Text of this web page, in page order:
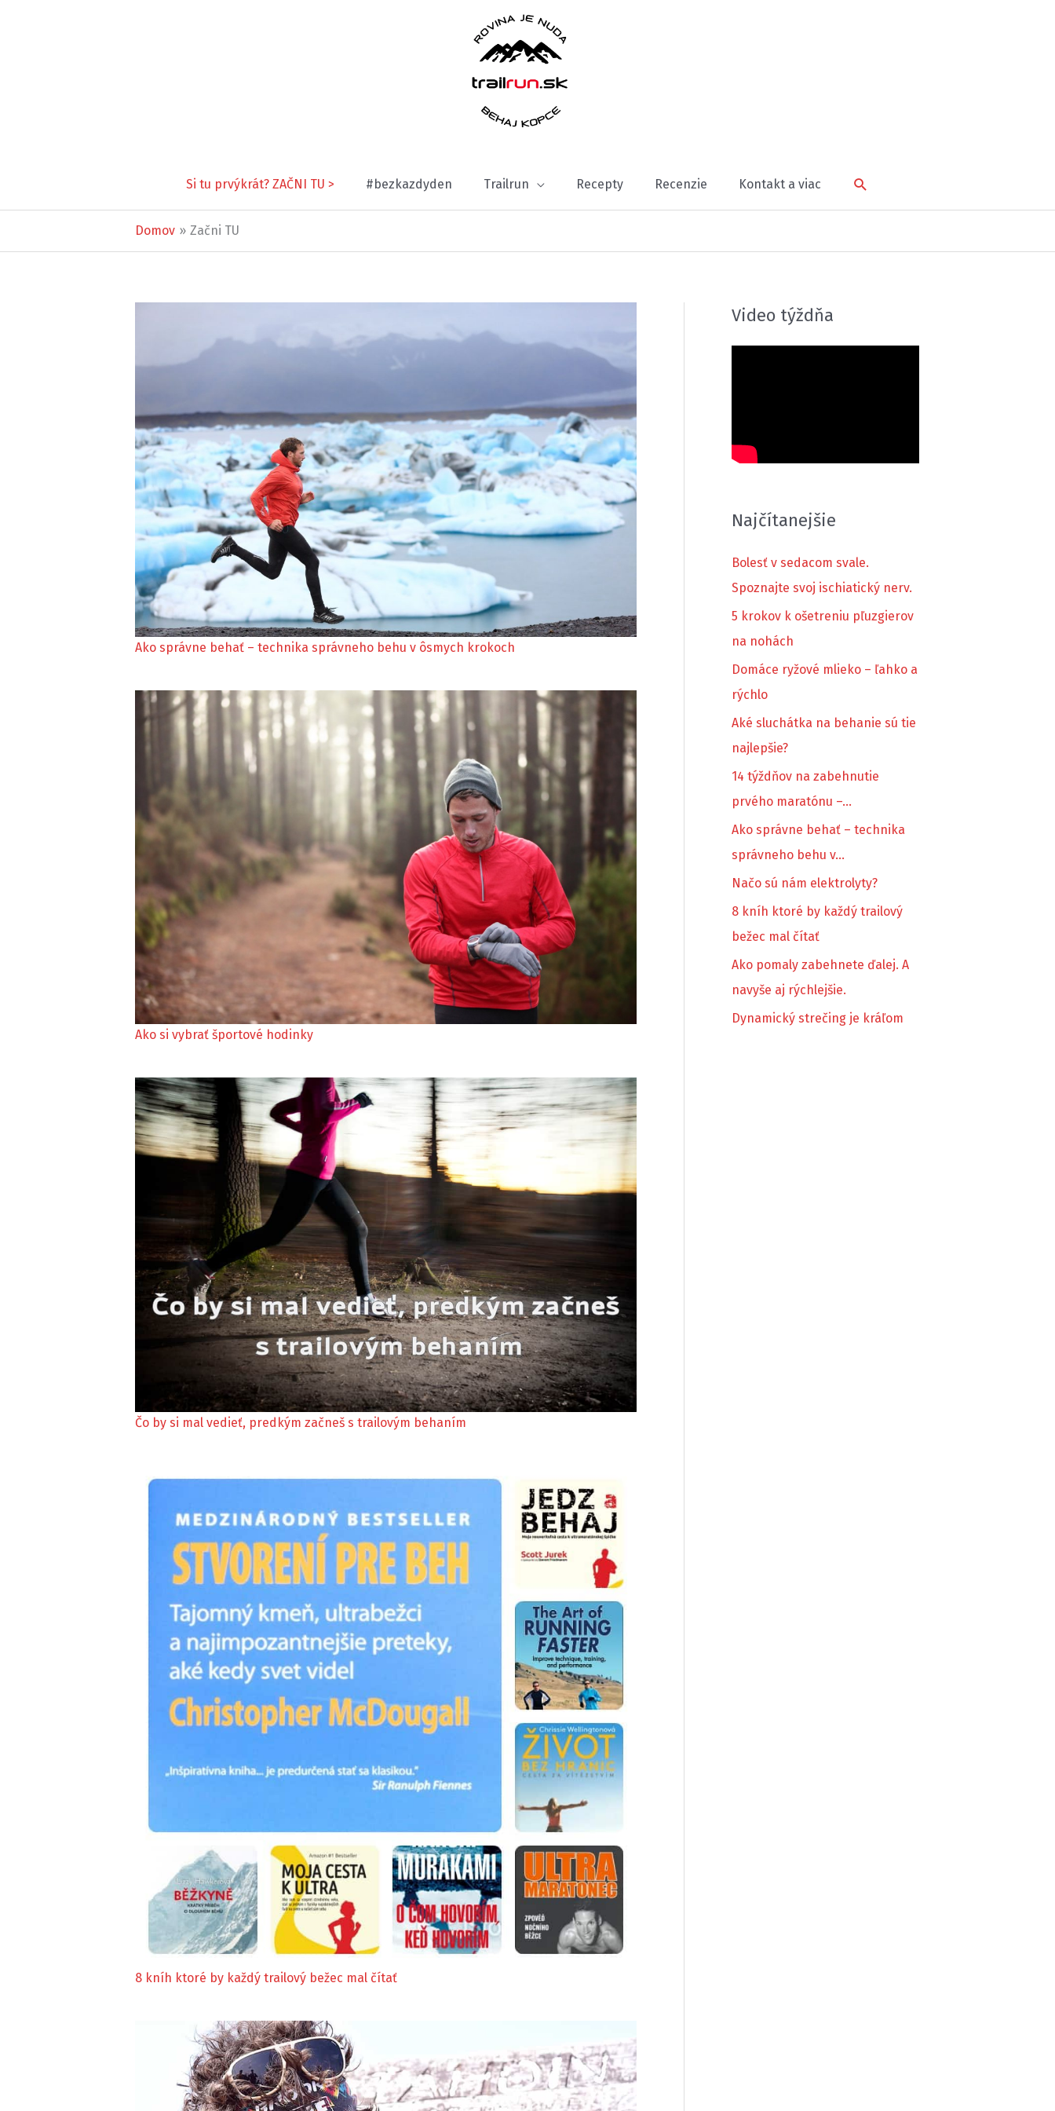
Si tu prvýkrát? ZAČNI TU > #bezkazdyden Trailrun Recepty Recenzie Kontakt a viac Hľadať
Domov Začni TU
Ako správne behať – technika správneho behu v ôsmych krokoch
Ako si vybrať športové hodinky
Čo by si mal vedieť, predkým začneš s trailovým behaním
8 kníh ktoré by každý trailový bežec mal čítať
Video týždňa
Najčítanejšie
Bolesť v sedacom svale.
Spoznajte svoj ischiatický nerv.
5 krokov k ošetreniu pľuzgierov
na nohách
Domáce ryžové mlieko – ľahko a
rýchlo
Aké sluchátka na behanie sú tie
najlepšie?
14 týždňov na zabehnutie
prvého maratónu –…
Ako správne behať – technika
správneho behu v…
Načo sú nám elektrolyty?
8 kníh ktoré by každý trailový
bežec mal čítať
Ako pomaly zabehnete ďalej. A
navyše aj rýchlejšie.
Dynamický strečing je kráľom